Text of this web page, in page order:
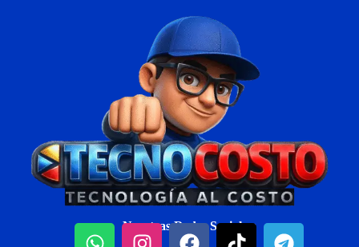
Nuestras Redes Sociales: